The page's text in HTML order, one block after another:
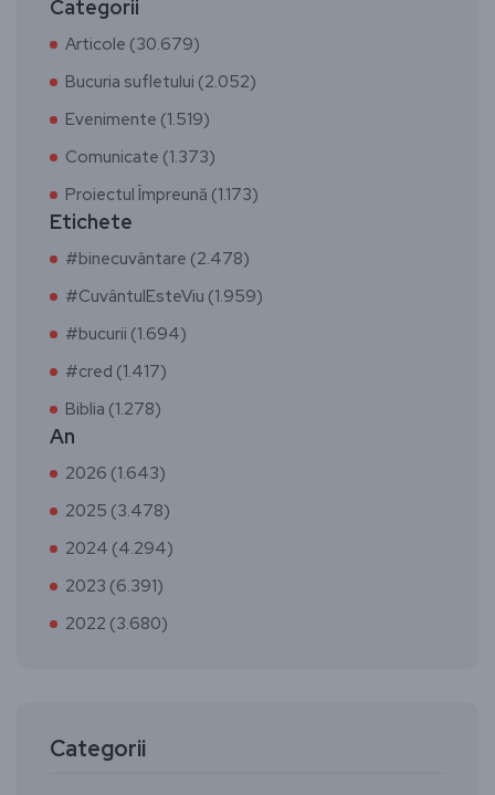
Categorii
Articole (30.679)
Bucuria sufletului (2.052)
Evenimente (1.519)
Comunicate (1.373)
Proiectul Împreună (1.173)
Etichete
#binecuvântare (2.478)
#CuvântulEsteViu (1.959)
#bucurii (1.694)
#cred (1.417)
Biblia (1.278)
An
2026 (1.643)
2025 (3.478)
2024 (4.294)
2023 (6.391)
2022 (3.680)
Categorii